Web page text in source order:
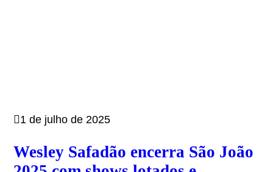
1 de julho de 2025
Wesley Safadão encerra São João